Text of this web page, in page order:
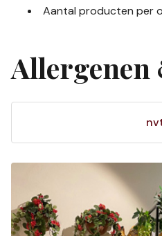
Aantal producten per
Allergenen